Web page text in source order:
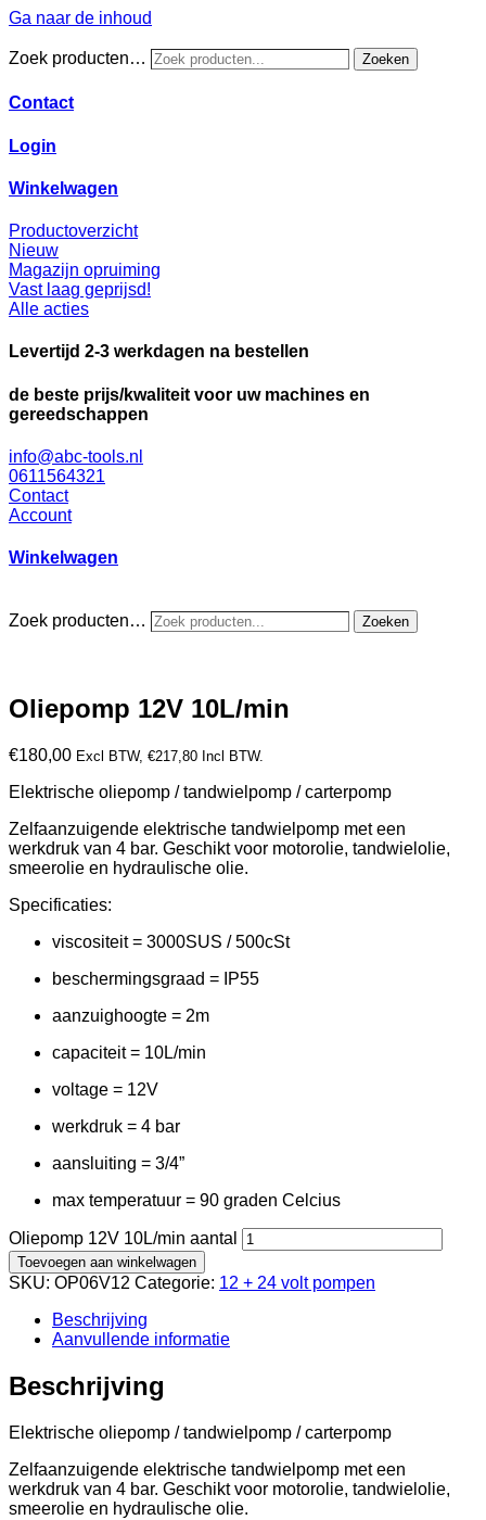
Ga naar de inhoud
Zoek producten… Zoeken
Contact
Login
Winkelwagen
Productoverzicht
Nieuw
Magazijn opruiming
Vast laag geprijsd!
Alle acties
Levertijd 2-3 werkdagen na bestellen
de beste prijs/kwaliteit voor uw machines en
gereedschappen
info@abc-tools.nl
0611564321
Contact
Account
Winkelwagen
Zoek producten… Zoeken
Oliepomp 12V 10L/min
€180,00 Excl BTW, €217,80 Incl BTW.
Elektrische oliepomp / tandwielpomp / carterpomp
Zelfaanzuigende elektrische tandwielpomp met een
werkdruk van 4 bar. Geschikt voor motorolie, tandwielolie,
smeerolie en hydraulische olie.
Specificaties:
viscositeit = 3000SUS / 500cSt
beschermingsgraad = IP55
aanzuighoogte = 2m
capaciteit = 10L/min
voltage = 12V
werkdruk = 4 bar
aansluiting = 3/4”
max temperatuur = 90 graden Celcius
Oliepomp 12V 10L/min aantal
Toevoegen aan winkelwagen
SKU: OP06V12 Categorie: 12 + 24 volt pompen
Beschrijving
Aanvullende informatie
Beschrijving
Elektrische oliepomp / tandwielpomp / carterpomp
Zelfaanzuigende elektrische tandwielpomp met een
werkdruk van 4 bar. Geschikt voor motorolie, tandwielolie,
smeerolie en hydraulische olie.